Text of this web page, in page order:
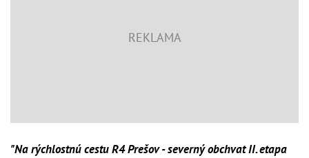
"Na rýchlostnú cestu R4 Prešov - severný obchvat II. etapa